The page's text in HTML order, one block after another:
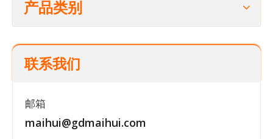
产品类别
联系我们
邮箱
maihui@gdmaihui.com